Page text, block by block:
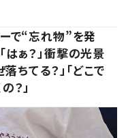
で“忘れ物”を発
ぁ？」衝撃の光景
落ちてる？」「どこで
？」